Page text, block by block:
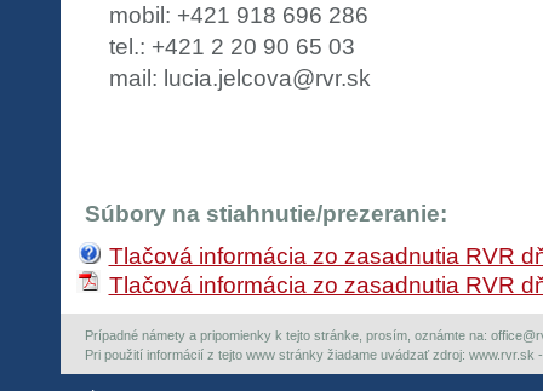
mobil: +421 918 696 286
tel.: +421 2 20 90 65 03
mail: lucia.jelcova@rvr.sk
Súbory na stiahnutie/prezeranie:
Tlačová informácia zo zasadnutia RVR
Tlačová informácia zo zasadnutia RVR
Prípadné námety a pripomienky k tejto stránke, prosím, oznámte na:
Pri použití informácií z tejto www stránky žiadame uvádzať zdroj: www.rvr.sk